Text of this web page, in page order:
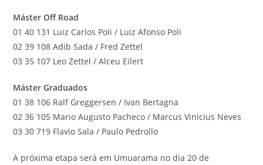
Máster Off Road
01 40 131 Luiz Carlos Poli / Luiz Afonso Poli
02 39 108 Adib Sada / Fred Zettel
03 35 107 Leo Zettel / Alceu Eilert
Máster Graduados
01 38 106 Ralf Greggersen / Ivan Bertagna
02 36 105 Mario Augusto Pacheco / Marcus Vinicius Neves
03 30 719 Flavio Sala / Paulo Pedrollo
A próxima etapa será em Umuarama no dia 20 de